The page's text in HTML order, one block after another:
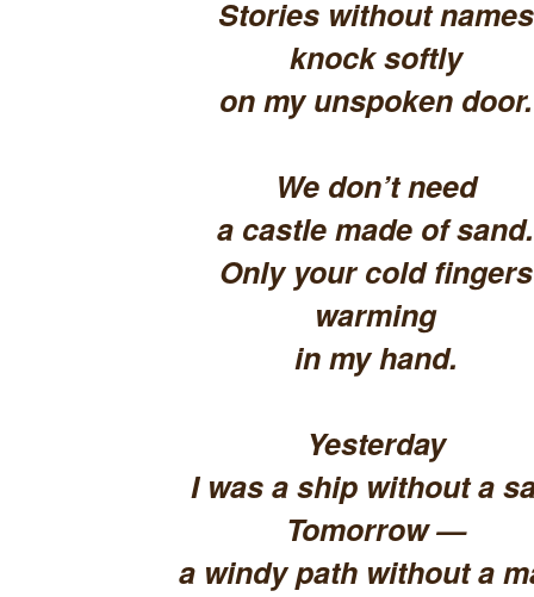
Stories without names
knock softly
on my unspoken door.
We don’t need
a castle made of sand.
Only your cold fingers
warming
in my hand.
Yesterday
I was a ship without a
Tomorrow —
a windy path without a